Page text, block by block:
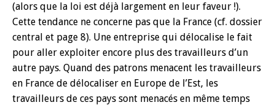
(alors que la loi est déjà largement en leur faveur !).
Cette tendance ne concerne pas que la France (cf. dossier
central et page 8). Une entreprise qui délocalise le fait
pour aller exploiter encore plus des travailleurs d’un
autre pays. Quand des patrons menacent les travailleurs
en France de délocaliser en Europe de l’Est, les
travailleurs de ces pays sont menacés en même temps